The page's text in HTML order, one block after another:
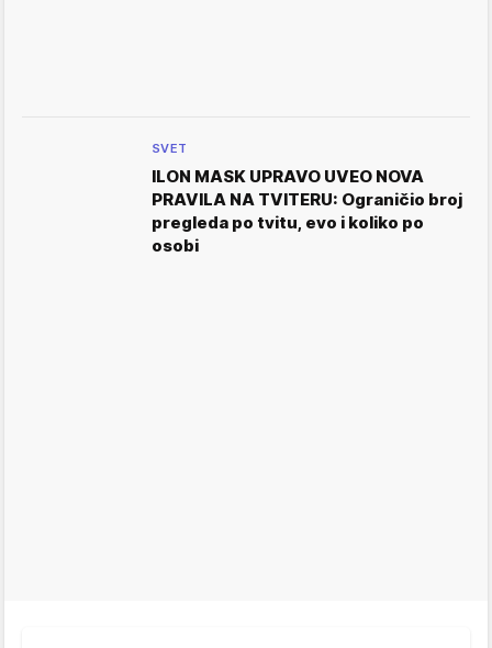
SVET
ILON MASK UPRAVO UVEO NOVA
PRAVILA NA TVITERU: Ograničio broj
pregleda po tvitu, evo i koliko po
osobi